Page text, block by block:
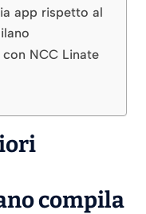
app rispetto al
NCC Linate
compila